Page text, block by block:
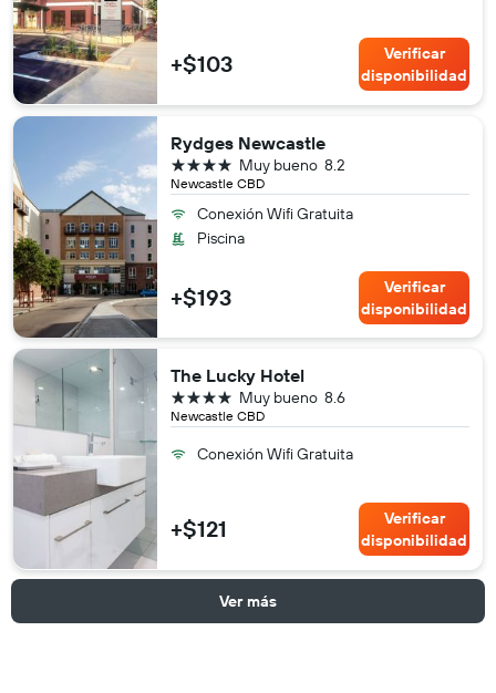
+$103
Verificar
disponibilidad
Rydges Newcastle
Newcastle CBD
8.2
Muy bueno
4 estrellas
Conexión Wifi Gratuita
Piscina
+$193
Verificar
disponibilidad
The Lucky Hotel
Newcastle CBD
8.6
Muy bueno
4 estrellas
Conexión Wifi Gratuita
+$121
Verificar
disponibilidad
Ver más